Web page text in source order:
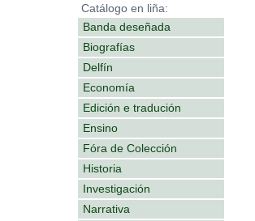
Catálogo en liña:
Banda deseñada
Biografías
Delfín
Economía
Edición e tradución
Ensino
Fóra de Colección
Historia
Investigación
Narrativa